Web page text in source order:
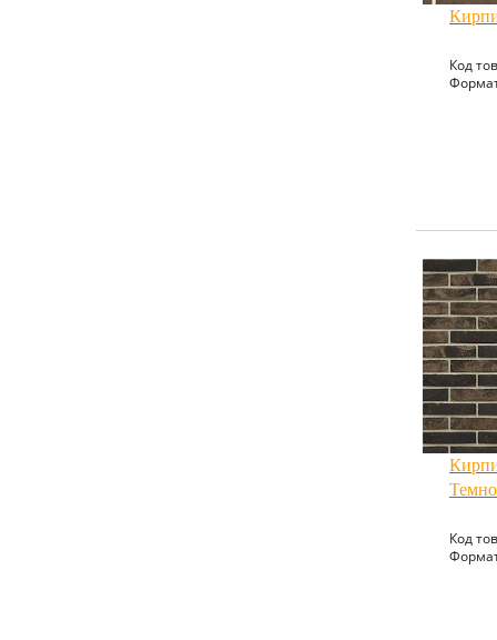
Код
Код